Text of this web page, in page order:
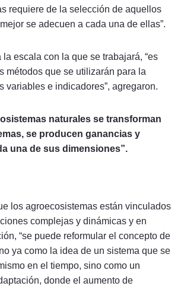
requiere de la selección de aquellos
se adecuen a cada una de ellas”.
escala con la que se trabajará, “es
métodos que se utilizarán para la
variables e indicadores”, agregaron.
naturales se transforman
se producen ganancias y
una de sus dimensiones”.
los agroecosistemas están vinculados
complejas y dinámicas y en
“se puede reformular el concepto de
ya como la idea de un sistema que se
en el tiempo, sino como un
donde el aumento de